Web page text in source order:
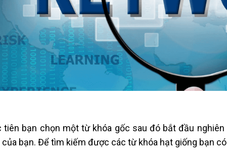
tiên bạn chọn một từ khóa gốc sau đó bắt đầu
của bạn. Để tìm kiếm được các từ khóa hạt giống bạn